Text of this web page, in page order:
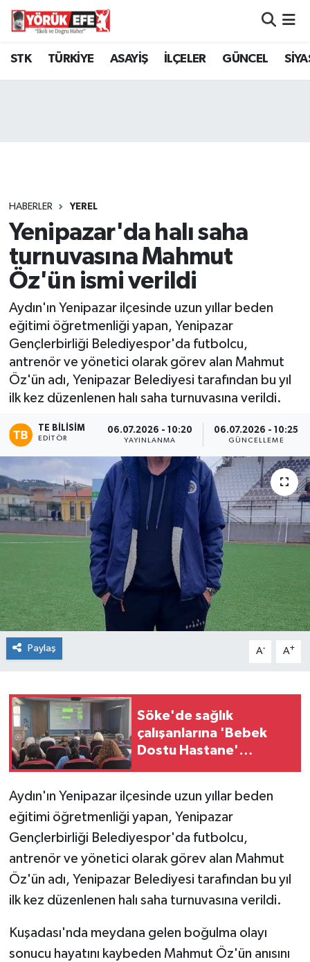
STK TÜRKİYE ASAYİŞ İLÇELER GÜNCEL
HABERLER YEREL
Yenipazar'da halı saha
turnuvasına Mahmut
Öz'ün ismi verildi
Aydın'ın Yenipazar ilçesinde uzun yıllar beden
eğitimi öğretmenliği yapan, Yenipazar
Gençlerbirliği Belediyespor'da futbolcu,
antrenör ve yönetici olarak görev alan Mahmut
Öz'ün adı, Yenipazar Belediyesi tarafından bu yıl
ilk kez düzenlenen halı saha turnuvasına verildi.
TE BILISIM
EDITÖR
06.07.2026 - 10:20
YAYINLANMA
06.07.2026 - 10:25
GÜNCELLEME
Paylaş A- A+
Söke'de sağlık
çalışanlarına 'Bebek
Dostu Hastane'
Aydın'ın Yenipazar ilçesinde uzun yıllar beden
eğitimi öğretmenliği yapan, Yenipazar
Gençlerbirliği Belediyespor'da futbolcu,
antrenör ve yönetici olarak görev alan Mahmut
Öz'ün adı, Yenipazar Belediyesi tarafından bu yıl
ilk kez düzenlenen halı saha turnuvasına verildi.
Kuşadası'nda meydana gelen boğulma olayı
sonucu hayatını kaybeden Mahmut Öz'ün anısını
Aydın Nöbetçi Eczaneler
Tüm Manşetler
Son Dakika Haberleri
Haber Arşivi